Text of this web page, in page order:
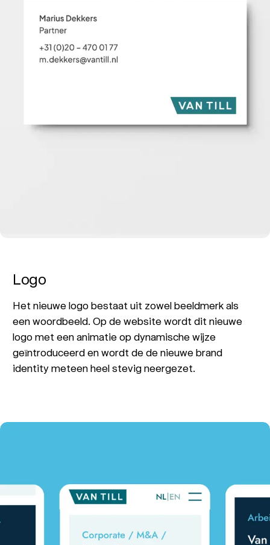
Logo
Het nieuwe logo bestaat uit zowel beeldmerk als
een woordbeeld. Op de website wordt dit nieuwe
logo met een animatie op dynamische wijze
geïntroduceerd en wordt de de nieuwe brand
identity meteen heel stevig neergezet.